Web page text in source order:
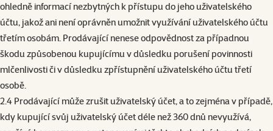
ohledně informací nezbytných k přístupu do jeho uživatelského
účtu, jakož ani není oprávněn umožnit využívání uživatelského účtu
třetím osobám. Prodávající nenese odpovědnost za případnou
škodu způsobenou kupujícímu v důsledku porušení povinnosti
mlčenlivosti či v důsledku zpřístupnění uživatelského účtu třetí
osobě.
2.4 Prodávající může zrušit uživatelský účet, a to zejména v případě,
kdy kupující svůj uživatelský účet déle než 360 dnů nevyužívá,